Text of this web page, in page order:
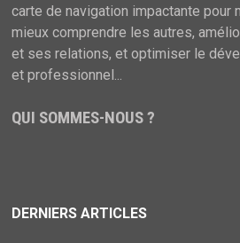
carte de navigation impactante pour
mieux comprendre les autres,
et ses relations, et optimiser le
et professionnel...
QUI SOMMES-NOUS ?
DERNIERS ARTICLES